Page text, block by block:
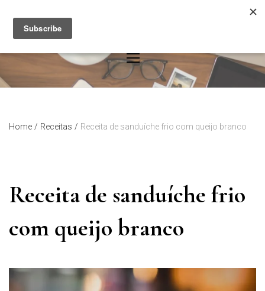
content
Home / Receitas / Receita de sanduíche frio com queijo branco
Receita de sanduíche frio
com queijo branco